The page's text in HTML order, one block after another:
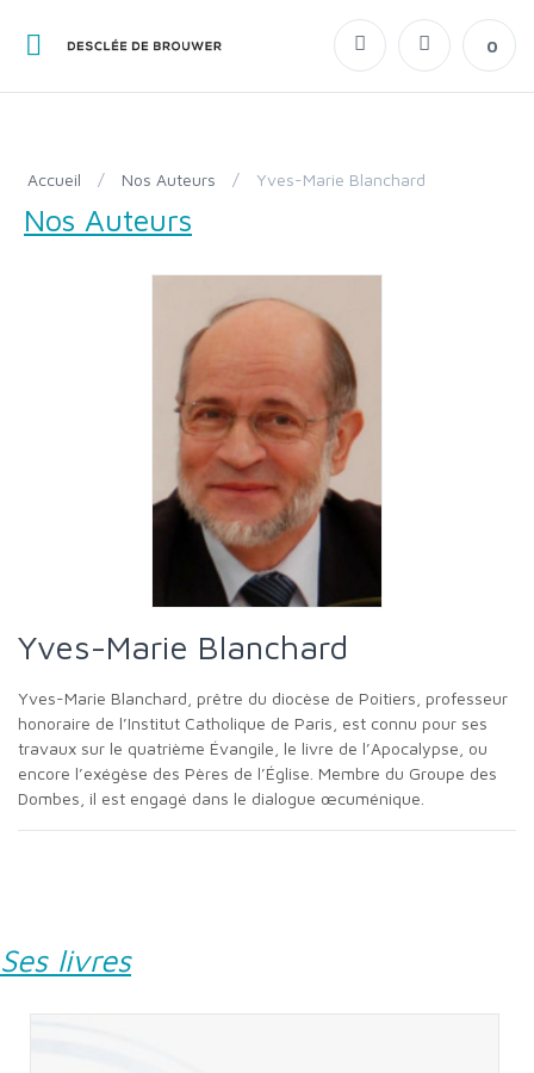
0
Accueil / Nos Auteurs / Yves-Marie Blanchard
Nos Auteurs
Yves-Marie Blanchard
Yves-Marie Blanchard, prêtre du diocèse de Poitiers, professeur
honoraire de l’Institut Catholique de Paris, est connu pour ses
travaux sur le quatrième Évangile, le livre de l’Apocalypse, ou
encore l’exégèse des Pères de l’Église. Membre du Groupe des
Dombes, il est engagé dans le dialogue œcuménique.
Ses livres